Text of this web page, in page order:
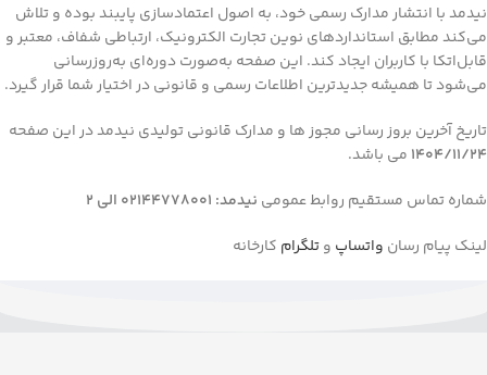
نیدمد با انتشار مدارک رسمی خود، به اصول اعتمادسازی پایبند بوده و تلاش
می‌کند مطابق استانداردهای نوین تجارت الکترونیک، ارتباطی شفاف، معتبر و
قابل‌اتکا با کاربران ایجاد کند. این صفحه به‌صورت دوره‌ای به‌روزرسانی
می‌شود تا همیشه جدیدترین اطلاعات رسمی و قانونی در اختیار شما قرار گیرد.
تاریخ آخرین بروز رسانی مجوز ها و مدارک قانونی تولیدی نیدمد در این صفحه
1404/11/24 می باشد.
شماره تماس مستقیم روابط عمومی نیدمد: 02144778001 الی 2
لینک پیام رسان واتساپ وتلگرام کارخانه